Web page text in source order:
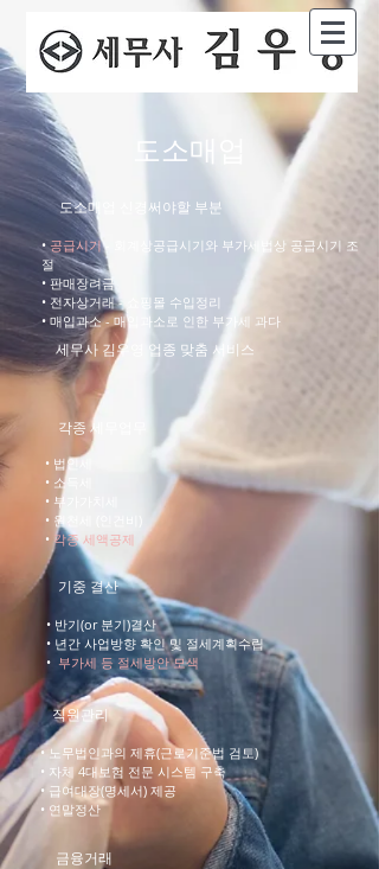
​도소매업
도소매업 신경써야할 부분
세무사 김우영 업종 맞춤 서비스
각종 세무업무
• 법인세
• 소득세
• 부가가치세
• 원천세 (인건비)
• 각종 세액공제
•공급시기- 회계상공급시기와 부가세법상 공급시기 조
절
• 판매장려금
• 전자상거래 - 쇼핑몰 수입정리
• 매입과소 - 매입과소로 인한 부가세 과다
기중 결산
• 반기(or 분기)결산
• 년간 사업방향 확인 및 절세계획수립
• 부가세 등 절세방안 모색
직원관리
• 노무법인과의 제휴(근로기준법 검토)
• 자체 4대보험 전문 시스템 구축
• 급여대장(명세서) 제공
• 연말정산
​금융거래